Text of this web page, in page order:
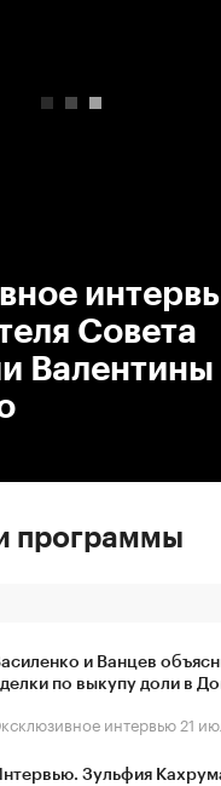
Совета
Валентины
программы
и Ванцев
по выкупу доли в
интервью 21
Зульфия